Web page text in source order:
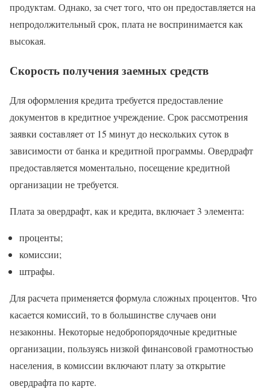
продуктам. Однако, за счет того, что он предоставляется на
непродолжительный срок, плата не воспринимается как
высокая.
Скорость получения заемных средств
Для оформления кредита требуется предоставление
документов в кредитное учреждение. Срок рассмотрения
заявки составляет от 15 минут до нескольких суток в
зависимости от банка и кредитной программы. Овердрафт
предоставляется моментально, посещение кредитной
организации не требуется.
Плата за овердрафт, как и кредита, включает 3 элемента:
проценты;
комиссии;
штрафы.
Для расчета применяется формула сложных процентов. Что
касается комиссий, то в большинстве случаев они
незаконны. Некоторые недобропорядочные кредитные
организации, пользуясь низкой финансовой грамотностью
населения, в комиссии включают плату за открытие
овердрафта по карте.